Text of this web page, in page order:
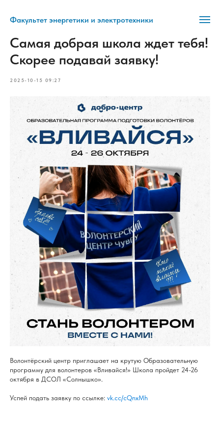
Факультет энергетики и электротехники
Самая добрая школа ждет тебя!
Скорее подавай заявку!
2025-10-15 09:27
Волонтёрский центр приглашает на крутую Образовательную
программу для волонтеров «Вливайся!» Школа пройдет 24-26
октября в ДСОЛ «Солнышко».
Успей подать заявку по ссылке: vk.cc/cQnxMh